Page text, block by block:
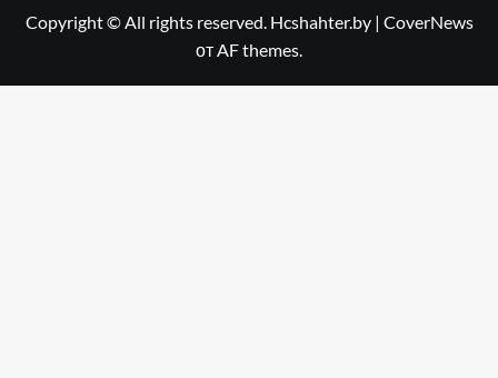
Copyright © All rights reserved. Hcshahter.by | CoverNews
от AF themes.